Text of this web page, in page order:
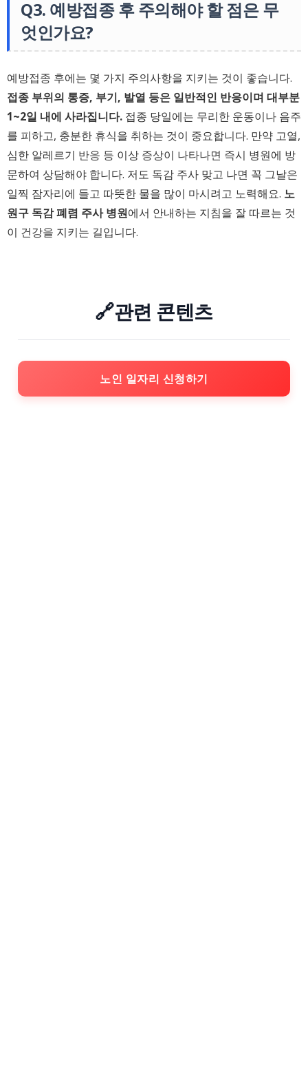
Q3. 예방접종 후 주의해야 할 점은 무
엇인가요?
예방접종 후에는 몇 가지 주의사항을 지키는 것이 좋습니다.
접종 부위의 통증, 부기, 발열 등은 일반적인 반응이며 대부분
1~2일 내에 사라집니다. 접종 당일에는 무리한 운동이나 음주
를 피하고, 충분한 휴식을 취하는 것이 중요합니다. 만약 고열,
심한 알레르기 반응 등 이상 증상이 나타나면 즉시 병원에 방
문하여 상담해야 합니다. 저도 독감 주사 맞고 나면 꼭 그날은
일찍 잠자리에 들고 따뜻한 물을 많이 마시려고 노력해요. 노
원구 독감 폐렴 주사 병원에서 안내하는 지침을 잘 따르는 것
이 건강을 지키는 길입니다.
🔗관련 콘텐츠
노인 일자리 신청하기